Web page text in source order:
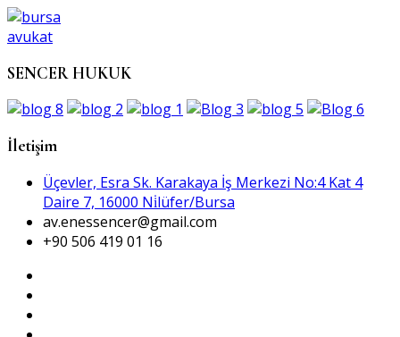
SENCER HUKUK
İletişim
Üçevler, Esra Sk. Karakaya İş Merkezi No:4 Kat 4
Daire 7, 16000 Ni̇lüfer/Bursa
av.enessencer@gmail.com
+90 506 419 01 16